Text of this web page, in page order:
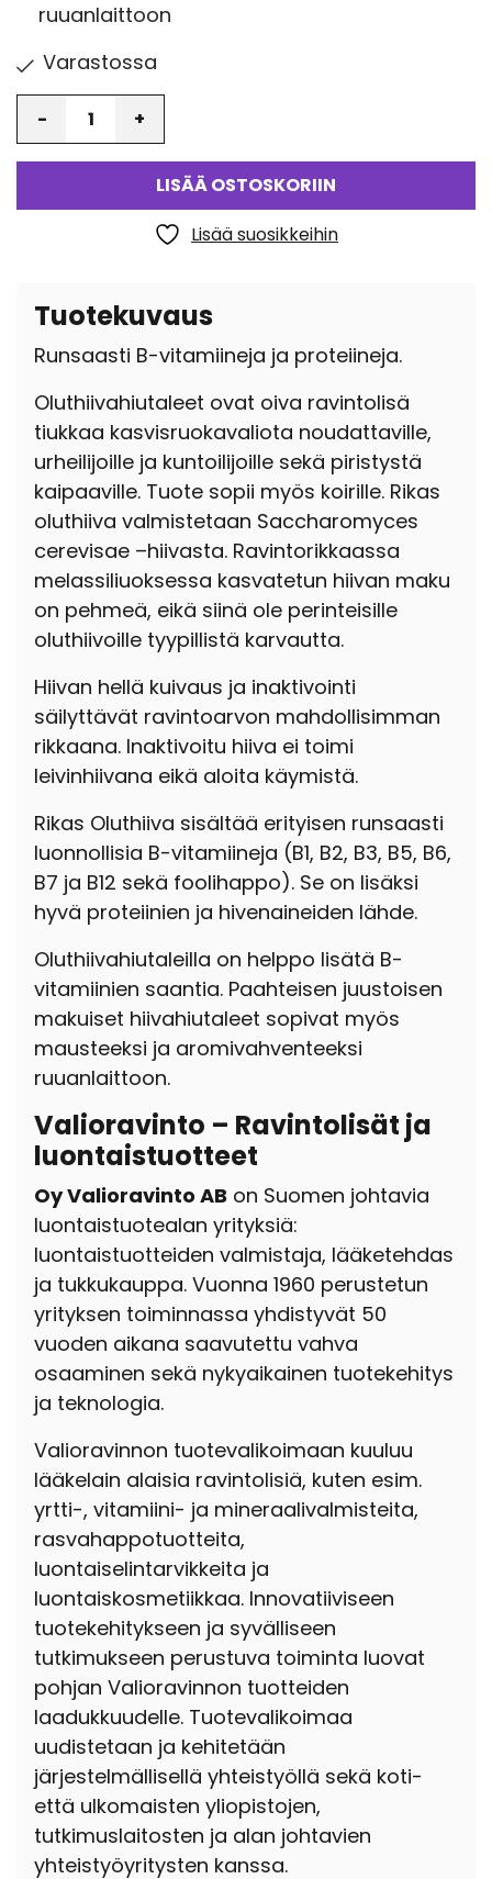
ruuanlaittoon
Varastossa
LISÄÄ OSTOSKORIIN
Lisää suosikkeihin
Tuotekuvaus
Runsaasti B-vitamiineja ja proteiineja.
Oluthiivahiutaleet ovat oiva ravintolisä
tiukkaa kasvisruokavaliota noudattaville,
urheilijoille ja kuntoilijoille sekä piristystä
kaipaaville. Tuote sopii myös koirille. Rikas
oluthiiva valmistetaan Saccharomyces
cerevisae –hiivasta. Ravintorikkaassa
melassiliuoksessa kasvatetun hiivan maku
on pehmeä, eikä siinä ole perinteisille
oluthiivoille tyypillistä karvautta.
Hiivan hellä kuivaus ja inaktivointi
säilyttävät ravintoarvon mahdollisimman
rikkaana. Inaktivoitu hiiva ei toimi
leivinhiivana eikä aloita käymistä.
Rikas Oluthiiva sisältää erityisen runsaasti
luonnollisia B-vitamiineja (B1, B2, B3, B5, B6,
B7 ja B12 sekä foolihappo). Se on lisäksi
hyvä proteiinien ja hivenaineiden lähde.
Oluthiivahiutaleilla on helppo lisätä B-
vitamiinien saantia. Paahteisen juustoisen
makuiset hiivahiutaleet sopivat myös
mausteeksi ja aromivahventeeksi
ruuanlaittoon.
Valioravinto – Ravintolisät ja
luontaistuotteet
Oy Valioravinto AB on Suomen johtavia
luontaistuotealan yrityksiä:
luontaistuotteiden valmistaja, lääketehdas
ja tukkukauppa. Vuonna 1960 perustetun
yrityksen toiminnassa yhdistyvät 50
vuoden aikana saavutettu vahva
osaaminen sekä nykyaikainen tuotekehitys
ja teknologia.
Valioravinnon tuotevalikoimaan kuuluu
lääkelain alaisia ravintolisiä, kuten esim.
yrtti-, vitamiini- ja mineraalivalmisteita,
rasvahappotuotteita,
luontaiselintarvikkeita ja
luontaiskosmetiikkaa. Innovatiiviseen
tuotekehitykseen ja syvälliseen
tutkimukseen perustuva toiminta luovat
pohjan Valioravinnon tuotteiden
laadukkuudelle. Tuotevalikoimaa
uudistetaan ja kehitetään
järjestelmällisellä yhteistyöllä sekä koti-
että ulkomaisten yliopistojen,
tutkimuslaitosten ja alan johtavien
yhteistyöyritysten kanssa.